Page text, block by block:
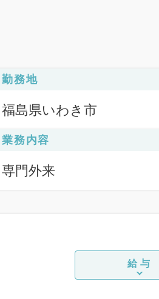
勤務地
福島県いわき市
業務内容
専門外来
給与